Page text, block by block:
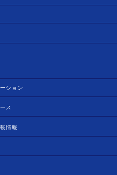
ション
ス
情報